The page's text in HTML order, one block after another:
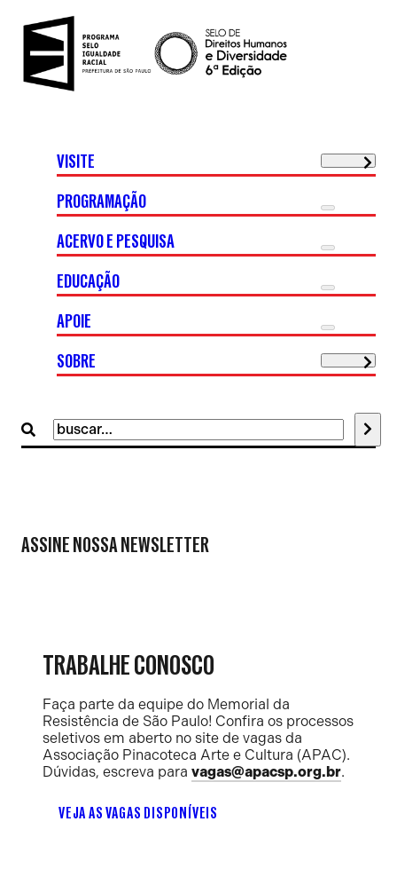
Buscar
por:
VISITE
PROGRAMAÇÃO
ACERVO E PESQUISA
EDUCAÇÃO
APOIE
SOBRE
ASSINE NOSSA NEWSLETTER
TRABALHE CONOSCO
Faça parte da equipe do Memorial da
Resistência de São Paulo! Confira os processos
seletivos em aberto no site de vagas da
Associação Pinacoteca Arte e Cultura (APAC).
Dúvidas, escreva para vagas@apacsp.org.br.
VEJA AS VAGAS DISPONÍVEIS